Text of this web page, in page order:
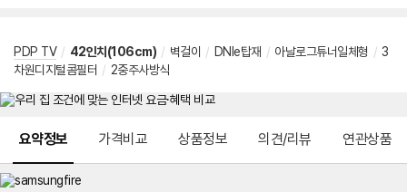
PDP TV / 42인치(106cm) / 벽걸이 / DNIe탑재 / 아날로그튜너일체형 / 3
차원디지털콤필터 / 2중주사방식
요약정보 가격비교 상품정보 의견/리뷰 연관상품